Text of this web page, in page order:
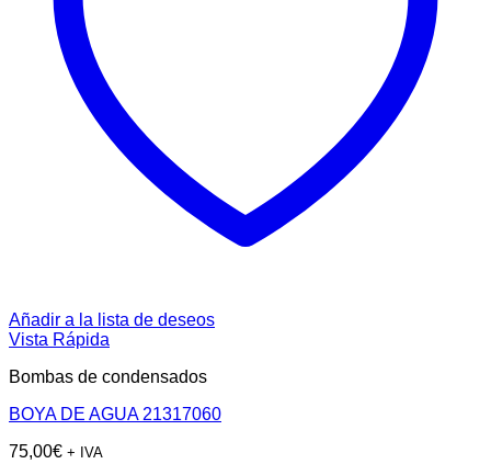
Añadir a la lista de deseos
Vista Rápida
Bombas de condensados
BOYA DE AGUA 21317060
75,00€ + IVA